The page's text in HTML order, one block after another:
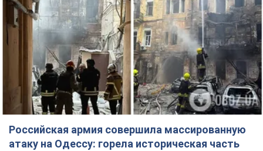
Российская армия совершила массированную
атаку на Одессу: горела историческая часть